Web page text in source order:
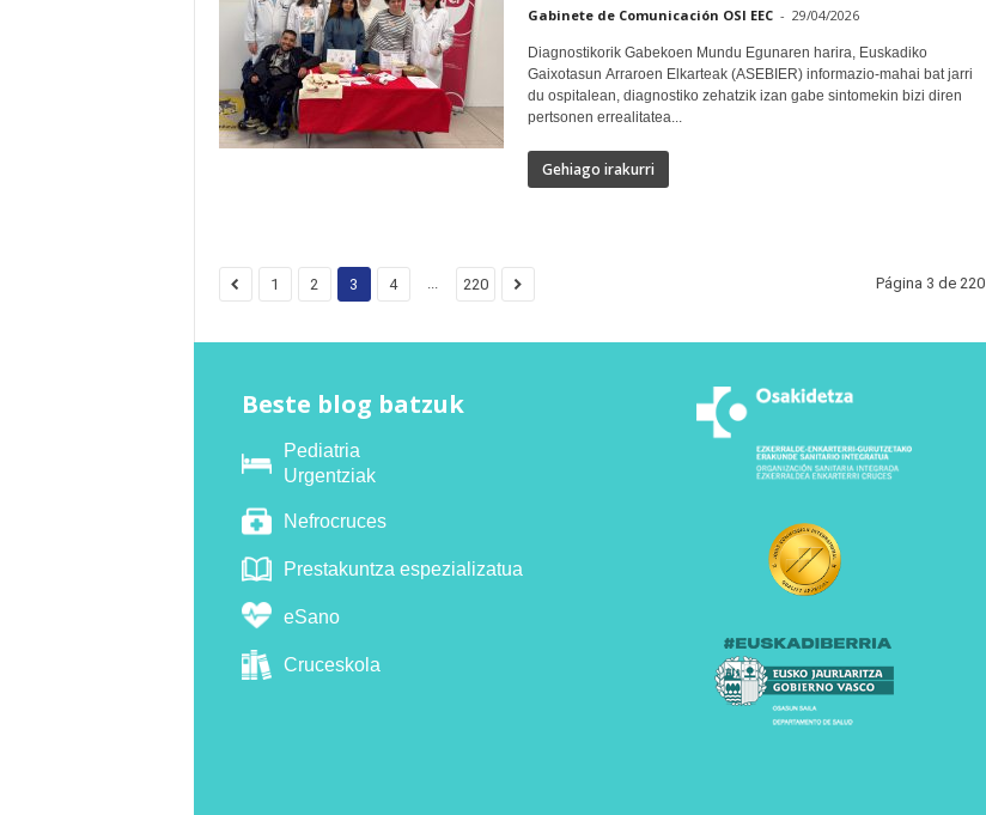
Gabinete de Comunicación OSI EEC - 29/04/2026
Diagnostikorik Gabekoen Mundu Egunaren harira, Euskadiko
Gaixotasun Arraroen Elkarteak (ASEBIER) informazio-mahai bat jarri
du ospitalean, diagnostiko zehatzik izan gabe sintomekin bizi diren
pertsonen errealitatea...
Gehiago irakurri
1 2 3 4 ... 220 Página 3 de 220
Beste blog batzuk
Pediatria
Urgentziak
Nefrocruces
Prestakuntza espezializatua
eSano
Cruceskola